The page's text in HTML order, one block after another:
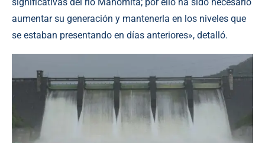
aumentar su generación y mantenerla en los niveles que
se estaban presentando en días anteriores», detalló.